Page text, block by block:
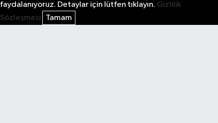
faydalanıyoruz. Detaylar için lütfen tıklayın. Gizlilik
Sözleşmesi
Tamam